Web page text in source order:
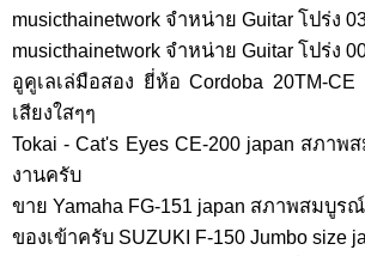
musicthainetwork จำหน่าย Guitar โปร่ง
musicthainetwork จำหน่าย Guitar โปร่ง
อูคูเลเล่มือสอง ยี่ห้อ Cordoba 20TM-
เสียงใสๆๆ
Tokai - Cat's Eyes CE-200 japan สภ
งานครับ
ขาย Yamaha FG-151 japan สภาพสมบูร
ของเข้าครับ SUZUKI F-150 Jumbo size